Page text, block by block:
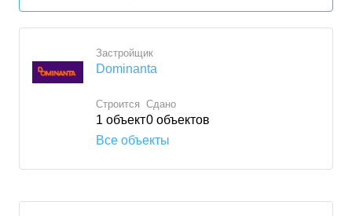
Застройщик
Dominanta
Строится
1 объект
Сдано
0 объектов
Все объекты